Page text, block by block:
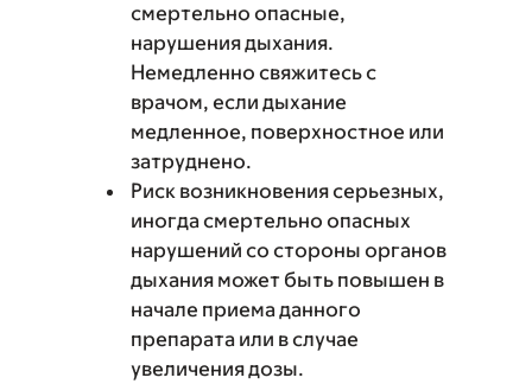
смертельно опасные,
нарушения дыхания.
Немедленно свяжитесь с
врачом, если дыхание
медленное, поверхностное или
затруднено.
Риск возникновения серьезных,
иногда смертельно опасных
нарушений со стороны органов
дыхания может быть повышен в
начале приема данного
препарата или в случае
увеличения дозы.